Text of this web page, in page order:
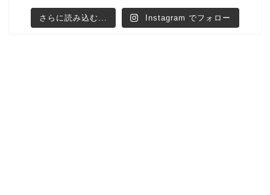
さらに読み込む... Instagram でフォロー